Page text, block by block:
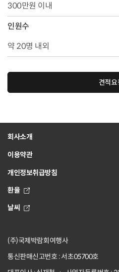
300만원 이내
인원수
약 20명 내외
견적요
회사소개
이용약관
개인정보취급방침
환율
날씨
(주)국제박람회여행사
통신판매신고번호 : 서초05700호